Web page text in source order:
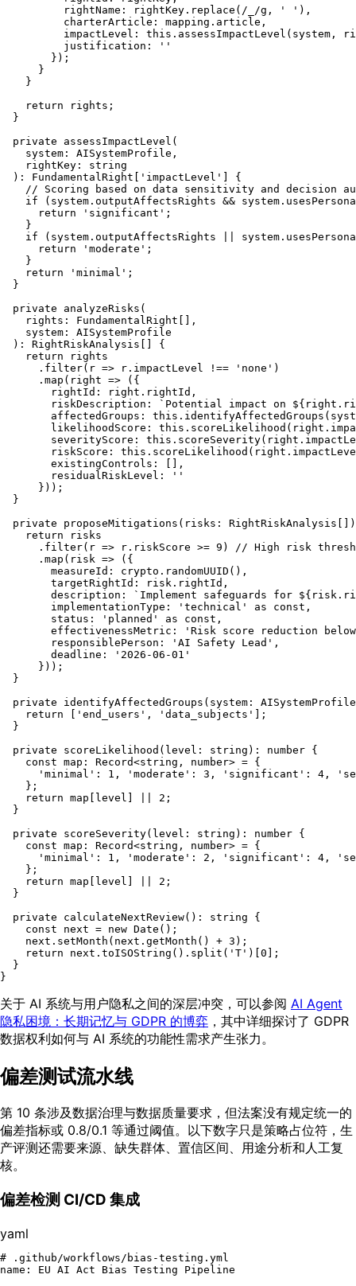
rightName : rightKey. replace ( /_/g , ' ' ),
charterArticle : mapping. article ,
impactLevel : this . assessImpactLevel (system,
justification :
''
        });
      }
    }
return rights;
  }
private
assessImpactLevel (
system : AISystemProfile ,
rightKey : string
  ):
FundamentalRight [ 'impactLevel' ] {
// Scoring based on data sensitivity and decision
if (system. outputAffectsRights && system.
return
'significant' ;
    }
if (system. outputAffectsRights || system.
return
'moderate' ;
    }
return
'minimal' ;
  }
private
analyzeRisks (
rights : FundamentalRight [],
system : AISystemProfile
  ):
RightRiskAnalysis [] {
return rights
      .
filter( r => r. impactLevel !== 'none' )
      .
map ( right => ({
rightId : right. rightId ,
riskDescription : `Potential impact on
affectedGroups : this . identifyAffectedGroups
likelihoodScore : this . scoreLikelihood (right.
severityScore : this . scoreSeverity(right.
riskScore : this . scoreLikelihood (right.
existingControls : [],
residualRiskLevel :
''
      }));
  }
private
proposeMitigations ( risks : RightRiskAnalysis
return risks
      .
filter( r => r. riskScore >= 9 )
// High risk
      .
map ( risk => ({
measureId : crypto. randomUUID (),
targetRightId : risk. rightId ,
description : `Implement safeguards for
implementationType : 'technical' as const ,
status : 'planned' as const ,
effectivenessMetric :
'Risk score reduction
responsiblePerson : 'AI Safety Lead' ,
deadline :
'2026-06-01'
      }));
  }
private
identifyAffectedGroups ( system : AISystemProfile
return [ 'end_users' , 'data_subjects' ];
  }
private
scoreLikelihood ( level : string ): number {
const map : Record<string , number> = {
'minimal' : 1 , 'moderate' : 3 , 'significant' : 4 ,
    };
return map[level] || 2 ;
  }
private
scoreSeverity( level : string ): number {
const map : Record<string , number> = {
'minimal' : 1 , 'moderate' : 2 , 'significant' : 4 ,
    };
return map[level] || 2 ;
  }
private
calculateNextReview(): string {
const next = new Date ();
    next.
setMonth (next. getMonth () + 3 );
return next. toISOString (). split ( 'T' )[0 ];
  }
关于 AI 系统与用户隐私之间的深层冲突，可以参阅 AI Agent
隐私困境：长期记忆与 GDPR 的博弈 ，其中详细探讨了 GDPR
数据权利如何与 AI 系统的功能性需求产生张力。
偏差测试流水线
第 10 条涉及数据治理与数据质量要求，但法案没有规定统一的
偏差指标或 0.8/0.1 等通过阈值。以下数字只是策略占位符，生
产评测还需要来源、缺失群体、置信区间、用途分析和人工复
核。
偏差检测 CI/CD 集成
yaml
# .github/workflows/bias-testing.yml
name:
EU AI Act Bias Testing
Pipeline